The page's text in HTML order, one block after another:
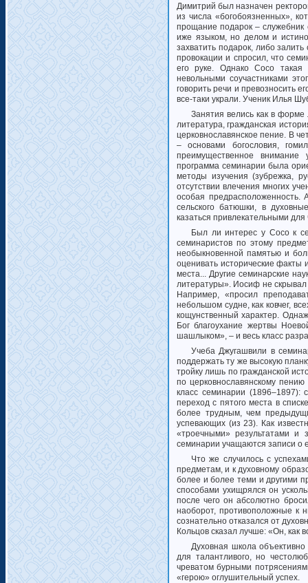
Димитрий был назначен
из числа «богобоязненных»,
прощание подарок – служебник
иже языком, но делом и
захватить подарок, либо
провокации и спросил, что
его руке. Однако Сосо такая
невольными соучастниками
говорить речи и превозносить
все-таки украли. Ученик Илья
Занятия велись как в форме
литература, гражданская
церковнославянское пение. В
– основами богословия,
преимущественное внимание
программа семинарии была
методы изучения (зубрежка,
отсутствии влечения многих
особая предрасположенность.
сельского батюшки, в
казаться привлекательными
Был ли интерес у Сосо к
семинаристов по этому
необыкновенной памятью и
оценивать исторические факты
места... Другие семинарские
литературы». Иосиф не
Например, «просил
небольшом судне, как ковчег,
кощунственный характер.
Бог благоухание жертвы
шашлыком», – и весь класс
Учеба Джугашвили в
поддержать ту же высокую
тройку лишь по гражданской
по церковнославянскому
класс семинарии
переход с пятого места в
более трудным, чем
успевающих (из 23). Как
«троечными» результатами и
семинарии учащаются записи о
Что же случилось с
предметам, и к духовному
более и более теми и другими
способами ухищрялся он
после чего он абсолютно
наоборот, противоположные к
сознательно отказался от
Кольцов сказал лучше: «Он, как
Духовная школа
для талантливого, но
чреватом бурными
«герою» оглушительный успех.